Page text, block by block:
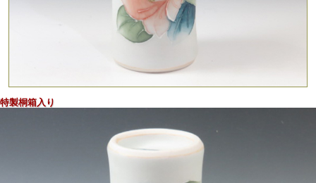
写実的な椿文で装飾したマット調端反り形の白磁器ぐい呑！
特製桐箱入り